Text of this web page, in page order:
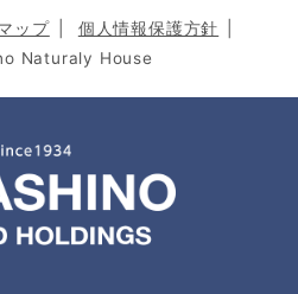
ップ
個人情報保護方針
Naturaly House